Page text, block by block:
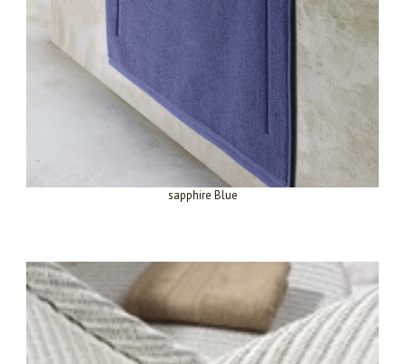
sapphire Blue